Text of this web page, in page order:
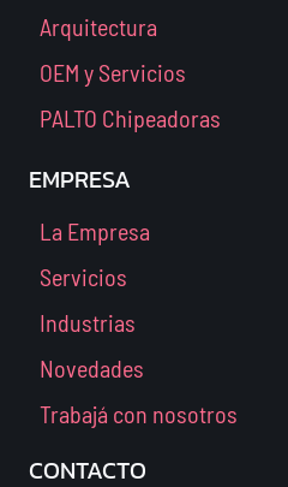
Arquitectura
OEM y Servicios
PALTO Chipeadoras
EMPRESA
La Empresa
Servicios
Industrias
Novedades
Trabajá con nosotros
CONTACTO